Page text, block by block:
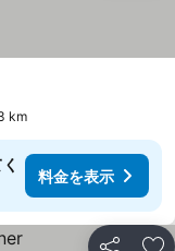
金を表示
km
料金を表示